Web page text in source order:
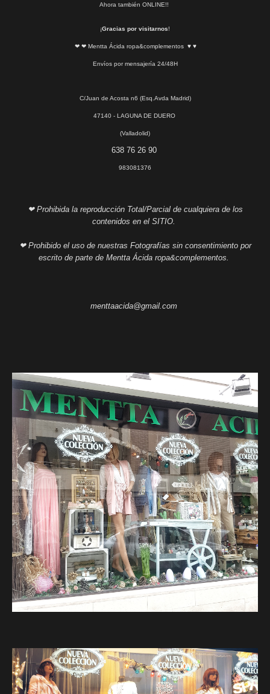
Ahora también ONLINE!!
¡Gracias por visitarnos!
❤ ❤ Mentta Ácida ropa&complementos ♥ ♥
Envíos por mensajería 24/48H
C/Juan de Acosta n6 (Esq.Avda Madrid)
47140 - LAGUNA DE DUERO
(Valladolid)
638 76 26 90
983081376
❤ Prohibida la reproducción Total/Parcial de cualquiera de los
contenidos en el SITIO.
❤ Prohibido el uso de nuestras Fotografías sin consentimiento por
escrito de parte de Mentta Ácida ropa&complementos.
menttaacida@gmail.com